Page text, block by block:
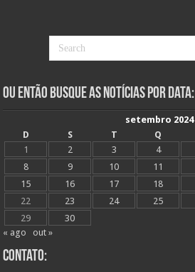
Ou Então Busque as Notícias Por Data:
setembro 2024
D
S T Q
1
2 3 4
8
9 10 11
15
16 17 18
22
23 24 25
29
30
« ago
out »
Contato: